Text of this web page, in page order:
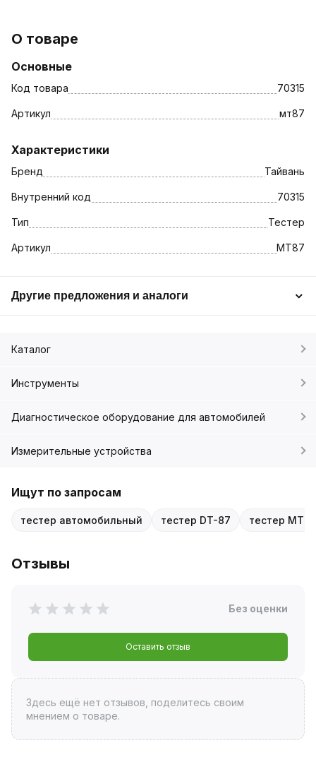
О товаре
Основные
Код товара 70315
Артикул мт87
Характеристики
Бренд Тайвань
Внутренний код 70315
Тип Тестер
Артикул МТ87
Другие предложения и аналоги
Каталог
Инструменты
Диагностическое оборудование для автомобилей
Измерительные устройства
Ищут по запросам
тестер автомобильный тестер DT-87 тестер МТ87
Отзывы
Без оценки
Оставить отзыв
Здесь ещё нет отзывов, поделитесь своим
мнением о товаре.